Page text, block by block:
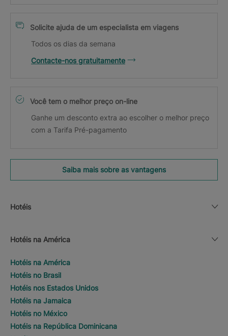
Solicite ajuda de um especialista em viagens
Todos os dias da semana
Contacte-nos gratuitamente
Você tem o melhor preço on-line
Ganhe um desconto extra ao escolher o melhor preço
com a Tarifa Pré-pagamento
Saiba mais sobre as vantagens
Hotéis
Hotéis na América
Hotéis na América
Hotéis no Brasil
Hotéis nos Estados Unidos
Hotéis na Jamaica
Hotéis no México
Hotéis na República Dominicana